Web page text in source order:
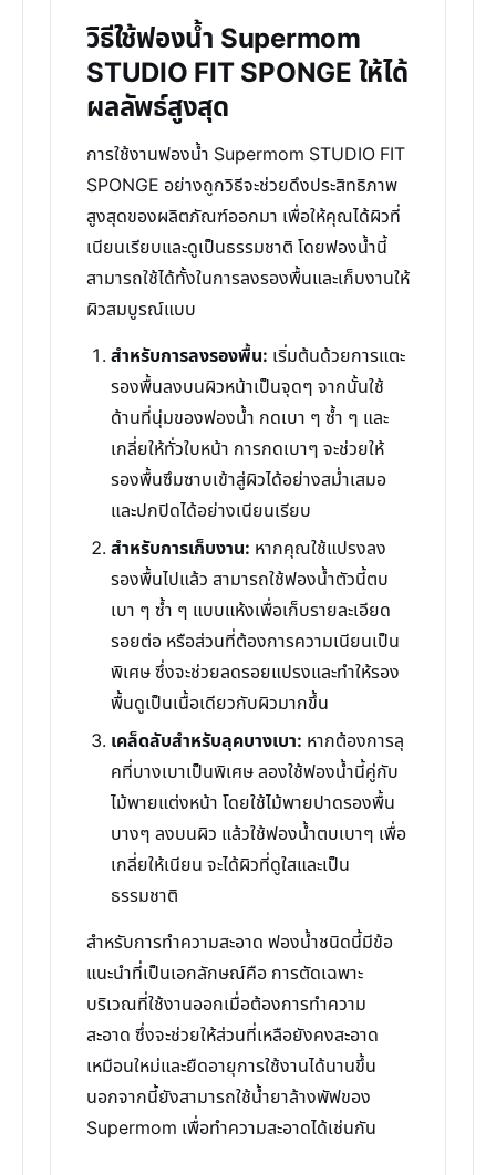
วิธีใช้ฟองน้ำ Supermom
STUDIO FIT SPONGE ให้ได้
ผลลัพธ์สูงสุด
การใช้งานฟองน้ำ Supermom STUDIO FIT
SPONGE อย่างถูกวิธีจะช่วยดึงประสิทธิภาพ
สูงสุดของผลิตภัณฑ์ออกมา เพื่อให้คุณได้ผิวที่
เนียนเรียบและดูเป็นธรรมชาติ โดยฟองน้ำนี้
สามารถใช้ได้ทั้งในการลงรองพื้นและเก็บงานให้
ผิวสมบูรณ์แบบ
สำหรับการลงรองพื้น: เริ่มต้นด้วยการแตะ
รองพื้นลงบนผิวหน้าเป็นจุดๆ จากนั้นใช้
ด้านที่นุ่มของฟองน้ำ กดเบา ๆ ซ้ำ ๆ และ
เกลี่ยให้ทั่วใบหน้า การกดเบาๆ จะช่วยให้
รองพื้นซึมซาบเข้าสู่ผิวได้อย่างสม่ำเสมอ
และปกปิดได้อย่างเนียนเรียบ
สำหรับการเก็บงาน: หากคุณใช้แปรงลง
รองพื้นไปแล้ว สามารถใช้ฟองน้ำตัวนี้ตบ
เบา ๆ ซ้ำ ๆ แบบแห้งเพื่อเก็บรายละเอียด
รอยต่อ หรือส่วนที่ต้องการความเนียนเป็น
พิเศษ ซึ่งจะช่วยลดรอยแปรงและทำให้รอง
พื้นดูเป็นเนื้อเดียวกับผิวมากขึ้น
เคล็ดลับสำหรับลุคบางเบา: หากต้องการลุ
คที่บางเบาเป็นพิเศษ ลองใช้ฟองน้ำนี้คู่กับ
ไม้พายแต่งหน้า โดยใช้ไม้พายปาดรองพื้น
บางๆ ลงบนผิว แล้วใช้ฟองน้ำตบเบาๆ เพื่อ
เกลี่ยให้เนียน จะได้ผิวที่ดูใสและเป็น
ธรรมชาติ
สำหรับการทำความสะอาด ฟองน้ำชนิดนี้มีข้อ
แนะนำที่เป็นเอกลักษณ์คือ การตัดเฉพาะ
บริเวณที่ใช้งานออกเมื่อต้องการทำความ
สะอาด ซึ่งจะช่วยให้ส่วนที่เหลือยังคงสะอาด
เหมือนใหม่และยืดอายุการใช้งานได้นานขึ้น
นอกจากนี้ยังสามารถใช้น้ำยาล้างพัฟของ
Supermom เพื่อทำความสะอาดได้เช่นกัน